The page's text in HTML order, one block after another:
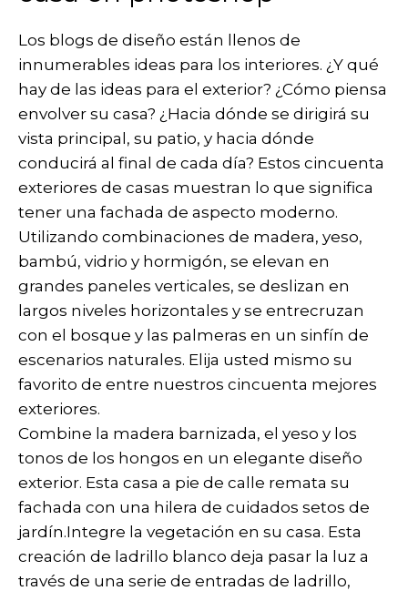
Los blogs de diseño están llenos de
innumerables ideas para los interiores. ¿Y qué
hay de las ideas para el exterior? ¿Cómo piensa
envolver su casa? ¿Hacia dónde se dirigirá su
vista principal, su patio, y hacia dónde
conducirá al final de cada día? Estos cincuenta
exteriores de casas muestran lo que significa
tener una fachada de aspecto moderno.
Utilizando combinaciones de madera, yeso,
bambú, vidrio y hormigón, se elevan en
grandes paneles verticales, se deslizan en
largos niveles horizontales y se entrecruzan
con el bosque y las palmeras en un sinfín de
escenarios naturales. Elija usted mismo su
favorito de entre nuestros cincuenta mejores
exteriores.
Combine la madera barnizada, el yeso y los
tonos de los hongos en un elegante diseño
exterior. Esta casa a pie de calle remata su
fachada con una hilera de cuidados setos de
jardín.Integre la vegetación en su casa. Esta
creación de ladrillo blanco deja pasar la luz a
través de una serie de entradas de ladrillo,